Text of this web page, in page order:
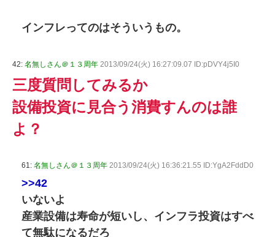
インフレってのはそういうもの。
42: 名無しさん＠１３周年 2013/09/24(火) 16:27:09.07 ID:pDVY4j5I0
三度質問してみるか
設備投資に見合う消費すんのは誰
よ？
61: 名無しさん＠１３周年 2013/09/24(火) 16:36:21.55 ID:YgA2FddD0
>>42
いないよ
産業設備は寿命が短いし、インフラ投資はすべ
て無駄になるだろ